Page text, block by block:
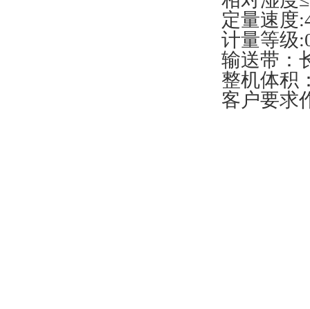
定量速度
计量等级
输送带：
整机体积
客户要求